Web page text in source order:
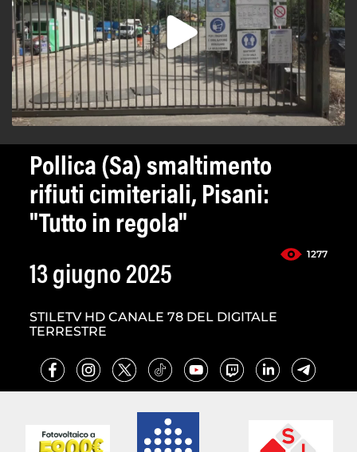
Pollica (Sa) smaltimento
rifiuti cimiteriali, Pisani:
"Tutto in regola"
1277
13 giugno 2025
STILETV HD CANALE 78 DEL DIGITALE
TERRESTRE